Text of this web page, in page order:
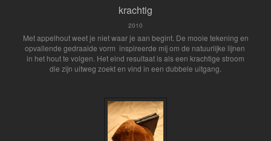
krachtig
2010
Met appelhout weet je niet waar je aan begint. De mooie tekening en
opvallende gedraaide vorm inspireerde mij om de natuurlijke lijnen
in het hout te volgen. Het eind resultaat is als een krachtige stroom
die zijn uitweg zoekt en vind in een dubbele uitgang.